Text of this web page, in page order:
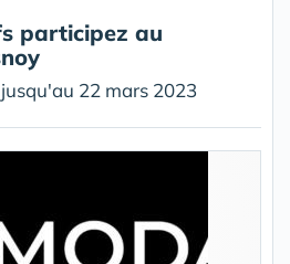
participez au
22 mars 2023